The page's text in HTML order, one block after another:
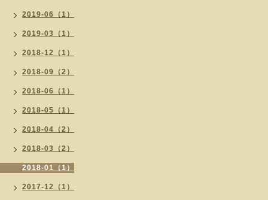
2019-06（1）
2019-03（1）
2018-12（1）
2018-09（2）
2018-06（1）
2018-05（1）
2018-04（2）
2018-03（2）
2018-01（1）
2017-12（1）